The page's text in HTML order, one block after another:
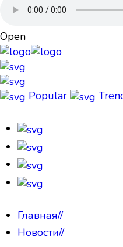
Open
Popular
Главная//
Новости//